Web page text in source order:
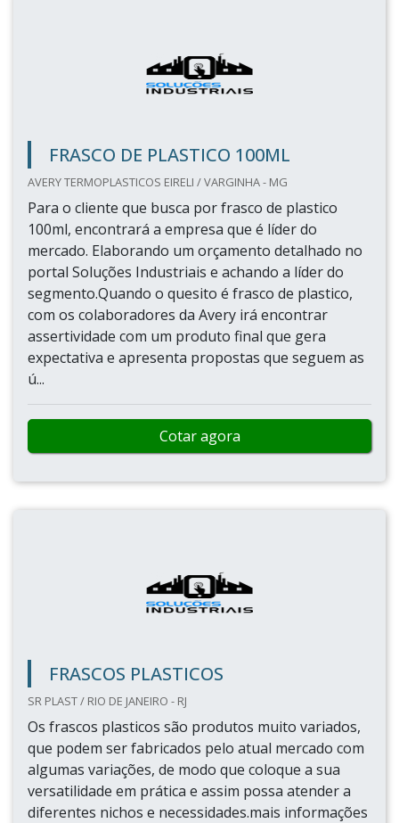
FRASCO DE PLASTICO 100ML
AVERY TERMOPLASTICOS EIRELI / VARGINHA - MG
Para o cliente que busca por frasco de plastico
100ml, encontrará a empresa que é líder do
mercado. Elaborando um orçamento detalhado no
portal Soluções Industriais e achando a líder do
segmento.Quando o quesito é frasco de plastico,
com os colaboradores da Avery irá encontrar
assertividade com um produto final que gera
expectativa e apresenta propostas que seguem as
ú...
Cotar agora
FRASCOS PLASTICOS
SR PLAST / RIO DE JANEIRO - RJ
Os frascos plasticos são produtos muito variados,
que podem ser fabricados pelo atual mercado com
algumas variações, de modo que coloque a sua
versatilidade em prática e assim possa atender a
diferentes nichos e necessidades.mais informações